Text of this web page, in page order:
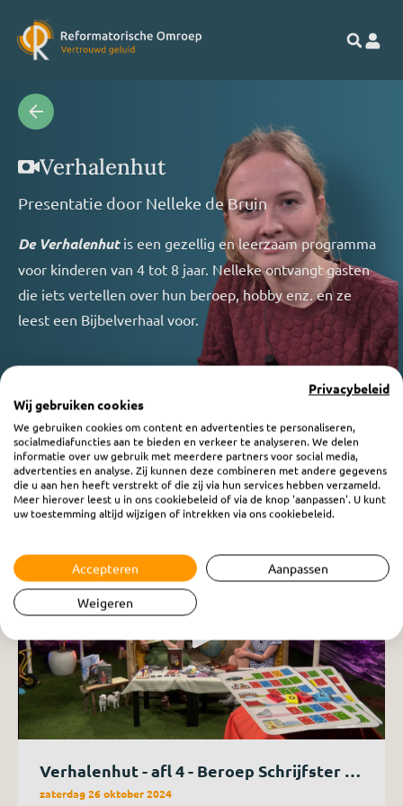
Verhalenhut
Presentatie door Nelleke de Bruin
De Verhalenhutis een gezellig en leerzaam programma
voor kinderen van 4 tot 8 jaar. Nelleke ontvangt gasten
die iets vertellen over hun beroep, hobby enz. en ze
leest een Bijbelverhaal voor.
Stuur een verzoekje
Verhalenhut - afl 4 - Beroep Schrijfster /
Boek Melanie 1
zaterdag 26 oktober 2024
Privacybeleid
Wij gebruiken cookies
We gebruiken cookies om content en advertenties te personaliseren,
socialmediafuncties aan te bieden en verkeer te analyseren. We delen
informatie over uw gebruik met meerdere partners voor social media,
advertenties en analyse. Zij kunnen deze combineren met andere gegevens
die u aan hen heeft verstrekt of die zij via hun services hebben verzameld.
Meer hierover leest u in ons cookiebeleid of via de knop 'aanpassen'. U kunt
uw toestemming altijd wijzigen of intrekken via ons cookiebeleid.
Accepteren Aanpassen
Weigeren